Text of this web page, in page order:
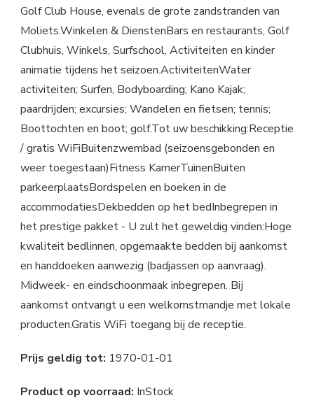
Golf Club House, evenals de grote zandstranden van
Moliets.Winkelen & DienstenBars en restaurants, Golf
Clubhuis, Winkels, Surfschool, Activiteiten en kinder
animatie tijdens het seizoen.ActiviteitenWater
activiteiten; Surfen, Bodyboarding; Kano Kajak;
paardrijden; excursies; Wandelen en fietsen; tennis;
Boottochten en boot; golf.Tot uw beschikking:Receptie
/ gratis WiFiBuitenzwembad (seizoensgebonden en
weer toegestaan)Fitness KamerTuinenBuiten
parkeerplaatsBordspelen en boeken in de
accommodatiesDekbedden op het bedInbegrepen in
het prestige pakket - U zult het geweldig vinden:Hoge
kwaliteit bedlinnen, opgemaakte bedden bij aankomst
en handdoeken aanwezig (badjassen op aanvraag).
Midweek- en eindschoonmaak inbegrepen. Bij
aankomst ontvangt u een welkomstmandje met lokale
producten.Gratis WiFi toegang bij de receptie.
Prijs geldig tot: 1970-01-01
Product op voorraad: InStock